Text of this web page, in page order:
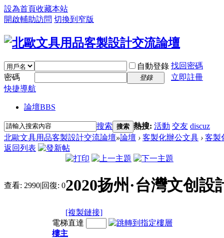
設為首頁收藏本站
開啟輔助訪問 切換到窄版
自動登錄 找回密碼
密碼
登錄
立即註冊
快捷導航
論壇BBS
搜索 搜索 熱搜: 活動 交友 discuz
北歐文具用品客製設計交流論壇»論壇 › 客製化辦公文具 › 客製
返回列表
查看: 2990|回復: 02020扬州·台灣文创
[複製鏈接]
電梯直達
樓主